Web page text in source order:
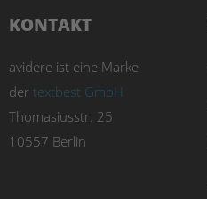
KONTAKT
avidere ist eine Marke
der textbest GmbH
Thomasiusstr. 25
10557 Berlin